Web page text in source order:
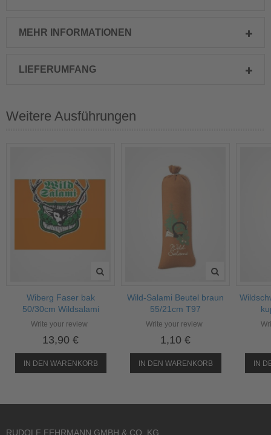
MEHR INFORMATIONEN
LIEFERUMFANG
Weitere Ausführungen
Wiberg Faser bak
50/30cm Wildsalami
Write your review
13,90 €
IN DEN WARENKORB
Wild-Salami Beutel braun
55/21cm T97
Write your review
1,10 €
IN DEN WARENKORB IN
RUDOLF FEHRMANN GMBH & CO. KG